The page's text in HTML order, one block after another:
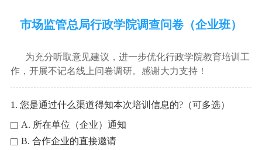
市场监管总局行政学院调查问卷（企业班）
为充分听取意见建议，进一步优化行政学院教育培训工
作，开展不记名线上问卷调研。感谢大力支持！
1. 您是通过什么渠道得知本次培训信息的?（可多选）
A. 所在单位（企业）通知
B. 合作企业的直接邀请